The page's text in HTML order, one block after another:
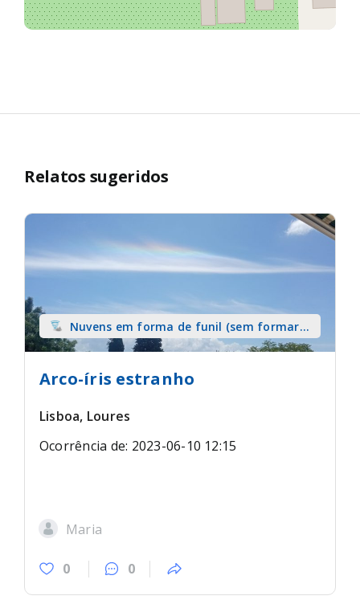
Relatos sugeridos
Nuvens em forma de funil (sem formar
tromba) sobre terra
Arco-íris estranho
Lisboa, Loures
Ocorrência de: 2023-06-10 12:15
Maria
0 0